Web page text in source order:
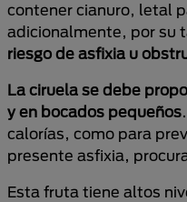
contener cianuro, letal
adicionalmente, por su
riesgo de asfixia u
La ciruela se debe
y en bocados pequeños
calorías, como para
presente asfixia,
Esta fruta tiene altos